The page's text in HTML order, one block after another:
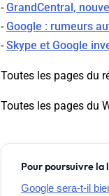
-GrandCentral,
-Google : rumeurs
-Skype et Google
Toutes les pages du
Toutes les pages du
Pour poursuivre la
Google sera-t-il